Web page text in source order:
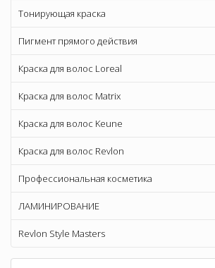
Тонирующая краска
Пигмент прямого действия
Краска для волос Loreal
Краска для волос Matrix
Краска для волос Keune
Краска для волос Revlon
Профессиональная косметика
ЛАМИНИРОВАНИЕ
Revlon Style Masters